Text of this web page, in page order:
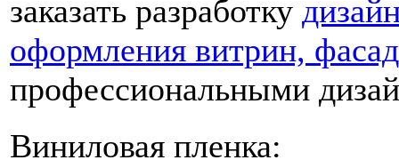
заказать разработку
оформления витрин,
профессиональными
Виниловая пленка: